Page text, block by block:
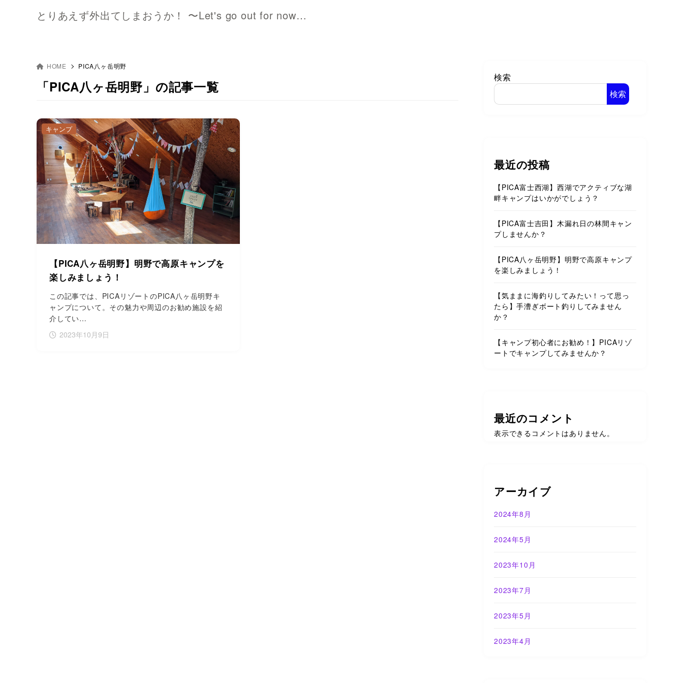
とりあえず外出てしまおうか！ 〜Let's go out for now…
HOME PICA八ヶ岳明野
「PICA八ヶ岳明野」の記事一覧
【PICA八ヶ岳明野】明野で高原キャンプを
楽しみましょう！
この記事では、PICAリゾートのPICA八ヶ岳明野キ
ャンプについて。その魅力や周辺のお勧め施設を紹
介してい…
2023年10月9日
キャンプ
検索
検索
最近の投稿
【PICA富士西湖】西湖でアクティブな湖
畔キャンプはいかがでしょう？
【PICA富士吉田】木漏れ日の林間キャン
プしませんか？
【PICA八ヶ岳明野】明野で高原キャンプ
を楽しみましょう！
【気ままに海釣りしてみたい！って思っ
たら】手漕ぎボート釣りしてみません
か？
【キャンプ初心者にお勧め！】PICAリゾ
ートでキャンプしてみませんか？
最近のコメント
表示できるコメントはありません。
アーカイブ
2024年8月
2024年5月
2023年10月
2023年7月
2023年5月
2023年4月